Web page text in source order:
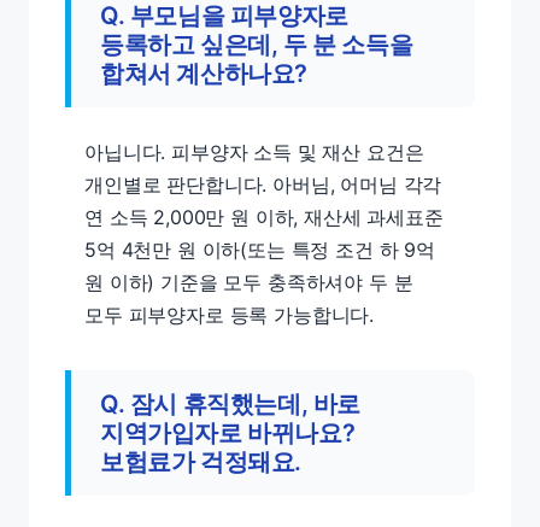
Q. 부모님을 피부양자로
등록하고 싶은데, 두 분 소득을
합쳐서 계산하나요?
아닙니다. 피부양자 소득 및 재산 요건은
개인별로 판단합니다. 아버님, 어머님 각각
연 소득 2,000만 원 이하, 재산세 과세표준
5억 4천만 원 이하(또는 특정 조건 하 9억
원 이하) 기준을 모두 충족하셔야 두 분
모두 피부양자로 등록 가능합니다.
Q. 잠시 휴직했는데, 바로
지역가입자로 바뀌나요?
보험료가 걱정돼요.